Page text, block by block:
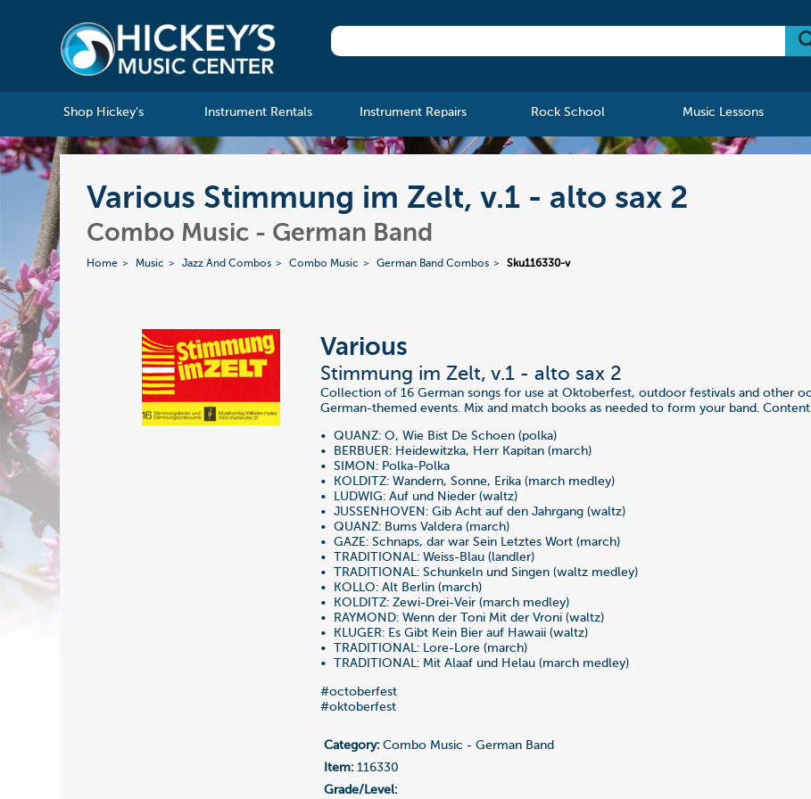
Shop Hickey's Instrument Rentals Instrument Repairs Rock School Music Lessons
Various Stimmung im Zelt, v.1 - alto sax 2
Combo Music - German Band
Home Music Jazz And Combos Combo Music German Band Combos Sku116330-v
Various
Stimmung im Zelt, v.1 - alto sax 2
Collection of 16 German songs for use at Oktoberfest, outdoor festivals and other
German-themed events. Mix and match books as needed to form your band.
• QUANZ: O, Wie Bist De Schoen (polka)
• BERBUER: Heidewitzka, Herr Kapitan (march)
• SIMON: Polka-Polka
• KOLDITZ: Wandern, Sonne, Erika (march medley)
• LUDWIG: Auf und Nieder (waltz)
• JUSSENHOVEN: Gib Acht auf den Jahrgang (waltz)
• QUANZ: Bums Valdera (march)
• GAZE: Schnaps, dar war Sein Letztes Wort (march)
• TRADITIONAL: Weiss-Blau (landler)
• TRADITIONAL: Schunkeln und Singen (waltz medley)
• KOLLO: Alt Berlin (march)
• KOLDITZ: Zewi-Drei-Veir (march medley)
• RAYMOND: Wenn der Toni Mit der Vroni (waltz)
• KLUGER: Es Gibt Kein Bier auf Hawaii (waltz)
• TRADITIONAL: Lore-Lore (march)
• TRADITIONAL: Mit Alaaf und Helau (march medley)
#octoberfest
#oktoberfest
Category: Combo Music - German Band
Item: 116330
Grade/Level: